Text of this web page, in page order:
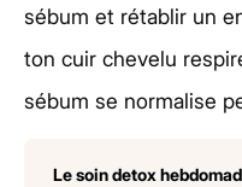
sébum et rétablir un
ton cuir chevelu
sébum se normalise
Le soin detox